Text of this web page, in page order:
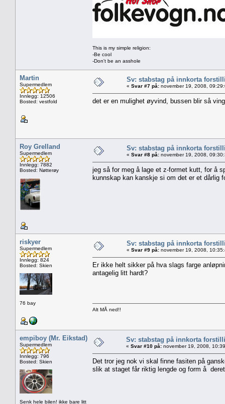
This is my simple religion:
-Be cool
-Don't be an asshole
Martin
Supermedlem
Innlegg: 12506
Bosted: vestfold
Sv: stabstag på innkorta
« Svar #7 på: november 19, 2008,
det er en mulighet øyvind, bussen blir så
Roy Grelland
Supermedlem
Innlegg: 7882
Bosted: Nøtterøy
Sv: stabstag på innkorta
« Svar #8 på: november 19, 2008,
jeg så for meg å lage et z-formet kutt, for å
kunnskap kan kanskje si om det er et dårlig
riskyer
Supermedlem
Innlegg: 824
Bosted: Skien
76 bay
Sv: stabstag på innkorta
« Svar #9 på: november 19, 2008,
Er ikke helt sikker på hva slags farge
antagelig litt hardt?
Alt MÅ ned!!
empiboy (Mr. Eikstad)
Supermedlem
Innlegg: 796
Bosted: Skien
Senk hele bilen! ikke bare litt
Sv: stabstag på innkorta
« Svar #10 på: november 19, 2008,
Det tror jeg nok vi skal finne fasiten på
slik at staget får riktig lengde og form å